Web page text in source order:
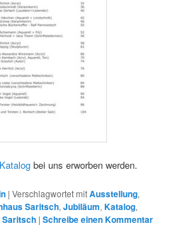
Katalogbei uns erworben werden.
|Verschlagwortet mitAusstellung,
Saritsch,Jubiläum,Katalog,
Saritsch |Schreibe einen Kommentar